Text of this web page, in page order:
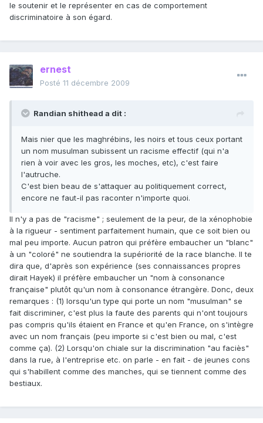
le soutenir et le représenter en cas de comportement
discriminatoire à son égard.
ernest
Posté 11 décembre 2009
Randian shithead a dit :
Mais nier que les maghrébins, les noirs et tous ceux portant
un nom musulman subissent un racisme effectif (qui n'a
rien à voir avec les gros, les moches, etc), c'est faire
l'autruche.
C'est bien beau de s'attaquer au politiquement correct,
encore ne faut-il pas raconter n'importe quoi.
Il n'y a pas de "racisme" ; seulement de la peur, de la xénophobie
à la rigueur - sentiment parfaitement humain, que ce soit bien ou
mal peu importe. Aucun patron qui préfère embaucher un "blanc"
à un "coloré" ne soutiendra la supériorité de la race blanche. Il te
dira que, d'après son expérience (ses connaissances propres
dirait Hayek) il préfère embaucher un "nom à consonance
française" plutôt qu'un nom à consonance étrangère. Donc, deux
remarques : (1) lorsqu'un type qui porte un nom "musulman" se
fait discriminer, c'est plus la faute des parents qui n'ont toujours
pas compris qu'ils étaient en France et qu'en France, on s'intègre
avec un nom français (peu importe si c'est bien ou mal, c'est
comme ça). (2) Lorsqu'on chiale sur la discrimination "au faciès"
dans la rue, à l'entreprise etc. on parle - en fait - de jeunes cons
qui s'habillent comme des manches, qui se tiennent comme des
bestiaux.